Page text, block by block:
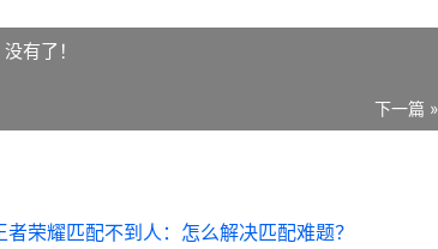
没有了！
下一篇 »
者荣耀匹配不到人：怎么解决匹配难题？